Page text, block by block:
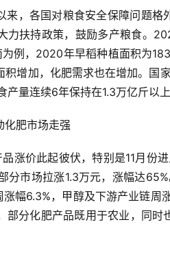
来，各国对粮食安全保障问题
力扶持政策，鼓励多产粮食。
为例，2020年早稻种植面积为
积增加，化肥需求也在增加。 国
量连续6年保持在1.3万亿斤以上
化肥市场走强
涨价此起彼伏，特别是11月份进
市场拉涨1.3万元，涨幅达65%
幅6.3%，甲醇及下游产业链周
部分化肥产品既用于农业，同时